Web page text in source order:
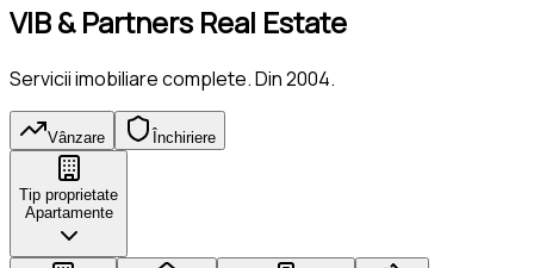
VIB & Partners Real Estate
Servicii imobiliare complete. Din 2004.
Vânzare Închiriere
Tip proprietate
Apartamente